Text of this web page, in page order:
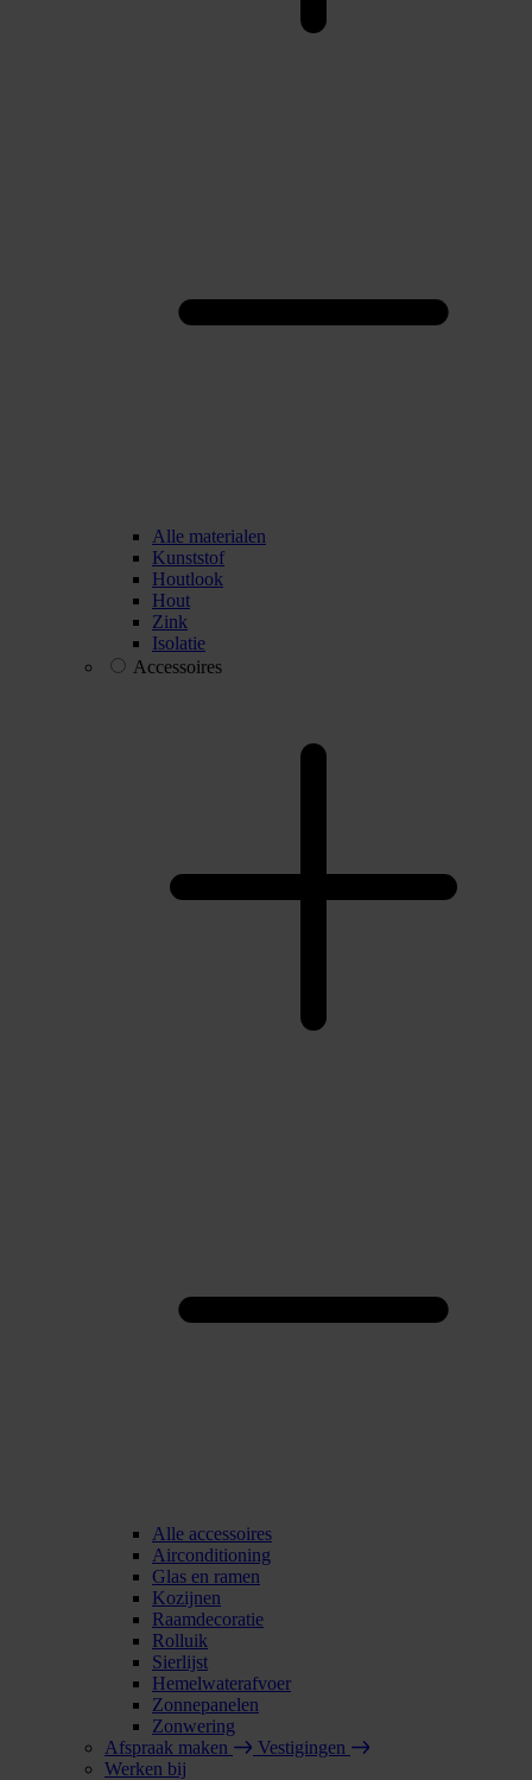
Alle materialen
Kunststof
Houtlook
Hout
Zink
Isolatie
Accessoires
Alle accessoires
Airconditioning
Glas en ramen
Kozijnen
Raamdecoratie
Rolluik
Sierlijst
Hemelwaterafvoer
Zonnepanelen
Zonwering
Afspraak maken
Vestigingen
Werken bij